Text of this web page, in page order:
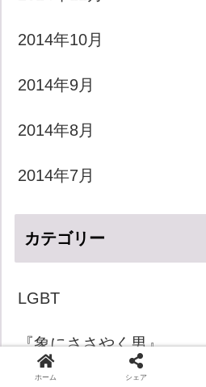
2014年10月
2014年9月
2014年8月
2014年7月
カテゴリー
LGBT
『象にささやく男』
ホーム シェア